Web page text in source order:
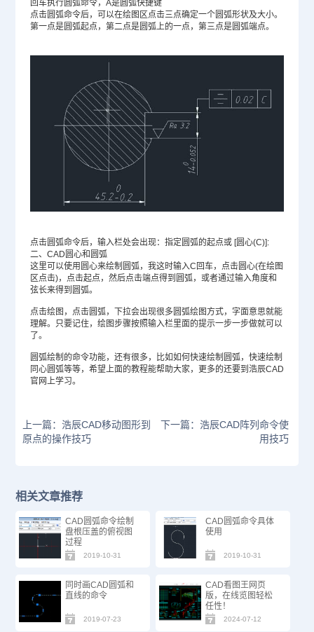
回车执行圆弧命令，A是圆弧快捷键
点击圆弧命令后，可以在绘图区点击三点确定一个圆弧形状及大小。
第一点是圆弧起点，第二点是圆弧上的一点，第三点是圆弧端点。
点击圆弧命令后，输入栏处会出现：指定圆弧的起点或 [圆心(C)]:
二、CAD圆心和圆弧
这里可以使用圆心来绘制圆弧，我这时输入C回车，点击圆心(在绘图
区点击)，点击起点，然后点击端点得到圆弧，或者通过输入角度和
弦长来得到圆弧。
点击绘图，点击圆弧，下拉会出现很多圆弧绘图方式，字面意思就能
理解。只要记住，绘图步骤按照输入栏里面的提示一步一步做就可以
了。
圆弧绘制的命令功能，还有很多，比如如何快速绘制圆弧，快速绘制
同心圆弧等等，希望上面的教程能帮助大家，更多的还要到浩辰CAD
官网 上学习。
上一篇：浩辰CAD移动图形到
原点的操作技巧
下一篇：浩辰CAD阵列命令使
用技巧
相关文章推荐
CAD圆弧命令绘制
盘根压盖的俯视图
过程
2019-10-31
CAD圆弧命令具体
使用
2019-10-31
同时画CAD圆弧和
直线的命令
2019-07-23
CAD看图王网页
版，在线览图轻松
任性！
2024-07-12